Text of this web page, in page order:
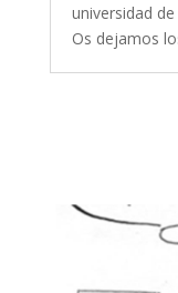
universidad
Os dejamos